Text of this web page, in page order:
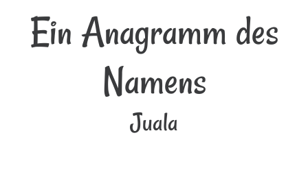
Ein Anagramm des
Namens
Juala